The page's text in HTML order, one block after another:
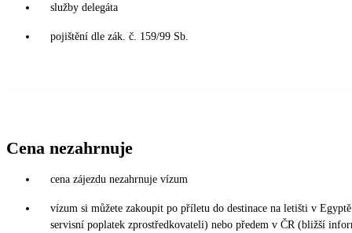
služby delegáta
pojištění dle zák. č. 159/99 Sb.
Cena nezahrnuje
cena zájezdu nezahrnuje vízum
vízum si můžete zakoupit po příletu do destinace na letišti v
servisní poplatek zprostředkovateli) nebo předem v ČR (bližší